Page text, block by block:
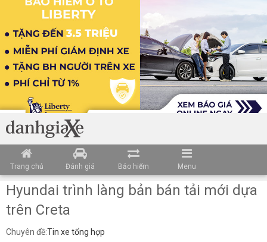
Trang chủ Đánh giá Bảo hiểm Menu
Hyundai trình làng bản bán tải mới dựa
trên Creta
Chuyên đề:Tin xe tổng hợp